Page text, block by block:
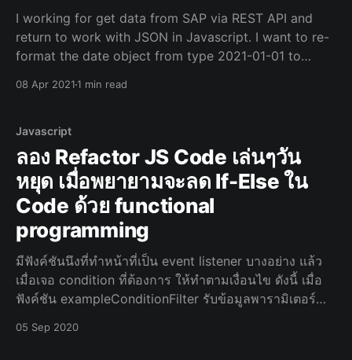
I working for get data from SAP via REST API and
return to work with JSON in Javascript. I want to re-
format the date object from type 2021-01-01 to
serialize to JSON format. SAP Date object
08 Apr 20211 min read
Javascript
ลอง Refactor JS Code เล่นๆวัน
หยุด เมื่อพยายามจะลด If-Else ใน
Code ด้วย functional
programming
มีฟังค์ชันนึงที่ทำหน้าที่เป็น event listener บางอย่าง แล้ว
เมื่อเจอ condition ที่ต้องการ ให้ทำตามเงื่อนไข ดังนี้ เมื่อ
ฟังค์ชัน exampleConditionFilter รับข้อมูลพารามิเตอร์
05 Sep 2020